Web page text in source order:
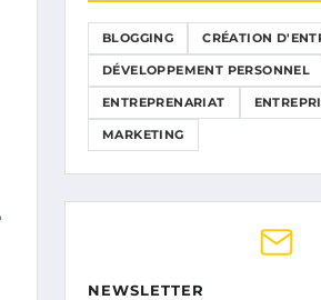
BLOGGING CRÉATION
DÉVELOPPEMENT PERSONNEL
ENTREPRENARIAT
MARKETING
NEWSLETTER